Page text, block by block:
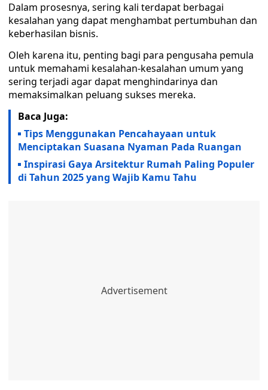
Dalam prosesnya, sering kali terdapat berbagai
kesalahan yang dapat menghambat pertumbuhan dan
keberhasilan bisnis.
Oleh karena itu, penting bagi para pengusaha pemula
untuk memahami kesalahan-kesalahan umum yang
sering terjadi agar dapat menghindarinya dan
memaksimalkan peluang sukses mereka.
Baca Juga:
Tips Menggunakan Pencahayaan untuk
Menciptakan Suasana Nyaman Pada Ruangan
Inspirasi Gaya Arsitektur Rumah Paling Populer
di Tahun 2025 yang Wajib Kamu Tahu